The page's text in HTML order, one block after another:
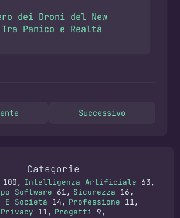
dei Droni del New
Panico e Realtà
Successivo
Categorie
100 Intelligenza Artificiale 63
Software 61 Sicurezza 16
E Società 14 Professione 11
Privacy 11 Progetti 9